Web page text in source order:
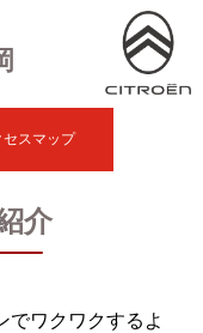
セスマップ
介
でワクワクするよ